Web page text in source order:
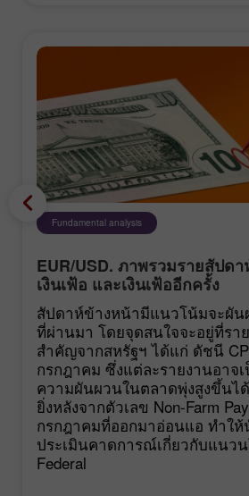
Fundamental analysis
EUR/USD. ภาพรวมรายสัปดา
เงินเฟ้อ และเงินเฟ้ออีกครั้ง
สัปดาห์ข้างหน้ามีแนวโน้มจะผั
ที่ผ่านมา โดยจุดสนใจจะอยู่ที่รา
สำคัญจากสหรัฐฯ ได้แก่ ดัชนี
กรกฎาคม ซึ่งแต่ละรายงานอาจ
ความผันผวนในตลาดพุ่งสูงขึ้นไ
ยิ่งหลังจากตัวเลข Non-Farm
กรกฎาคมที่ออกมาอ่อนแอ ทำให้
ประเมินคาดการณ์เกี่ยวกับแนว
Federal